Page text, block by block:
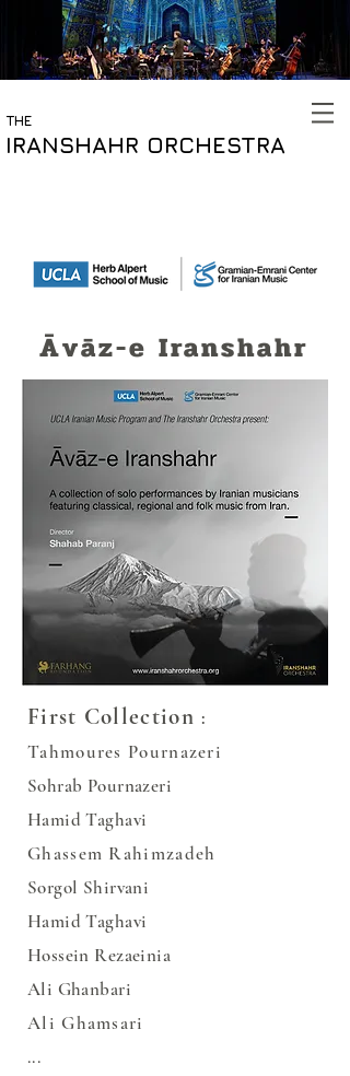
THE
IRANSHAHR ORCHESTRA
​Āvāz-e Iranshahr
First Collection :
Tahmoures Pournazeri
Sohrab Pournazeri
Hamid Taghavi
Ghassem Rahimzadeh
Sorgol Shirvani
Hamid Taghavi
Hossein Rezaeinia
Ali Ghanbari
Ali Ghamsari
...